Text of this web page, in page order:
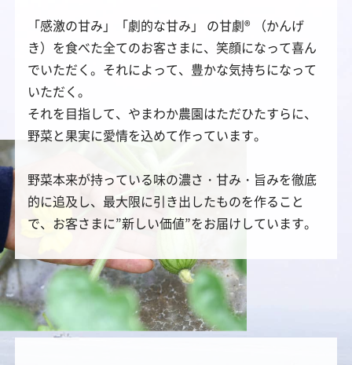
「感激の甘み」「劇的な甘み」 の甘劇® （かんげ
き）を食べた全てのお客さまに、笑顔になって喜ん
でいただく。それによって、豊かな気持ちになって
いただく。
それを目指して、やまわか農園はただひたすらに、
野菜と果実に愛情を込めて作っています。
野菜本来が持っている味の濃さ・甘み・旨みを徹底
的に追及し、最大限に引き出したものを作ること
で、お客さまに”新しい価値”をお届けしています。